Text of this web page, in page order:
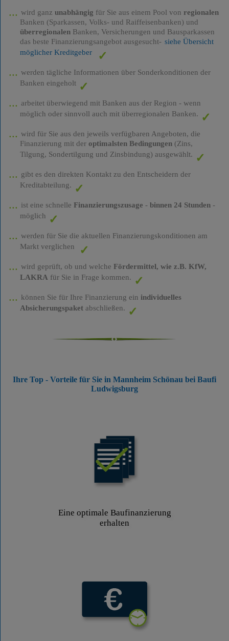
wird ganz unabhängig für Sie aus einem Pool von regionalen
Banken (Sparkassen, Volks- und Raiffeisenbanken) und
überregionalenBanken, Versicherungen und Bausparkassen
das beste Finanzierungsangebot ausgesucht- siehe Übersicht
möglicher Kreditgeber
werden tägliche Informationen über Sonderkonditionen der
Banken eingeholt
arbeitet überwiegend mit Banken aus der Region - wenn
möglich oder sinnvoll auch mit überregionalen Banken.
wird für Sie aus den jeweils verfügbaren Angeboten, die
Finanzierung mit der optimalsten Bedingungen(Zins,
Tilgung, Sondertilgung und Zinsbindung) ausgewählt.
gibt es den direkten Kontakt zu den Entscheidern der
Kreditabteilung.
ist eine schnelle Finanzierungszusage - binnen 24 Stunden-
möglich
werden für Sie die aktuellen Finanzierungskonditionen am
Markt verglichen
wird geprüft, ob und welche Fördermittel, wie z.B. KfW,
LAKRA für Sie in Frage kommen.
können Sie für Ihre Finanzierung ein individuelles
Absicherungspaketabschließen.
Ihre Top - Vorteile für Sie in Mannheim Schönau bei Baufi
Ludwigsburg
Eine optimale Baufinanzierung
erhalten